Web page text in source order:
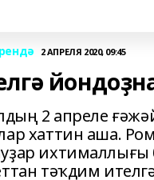
2 АПРЕЛЯ 2020, 09:45
2 апреле
хаттин аша.
ихтималлығы
тәҡдим